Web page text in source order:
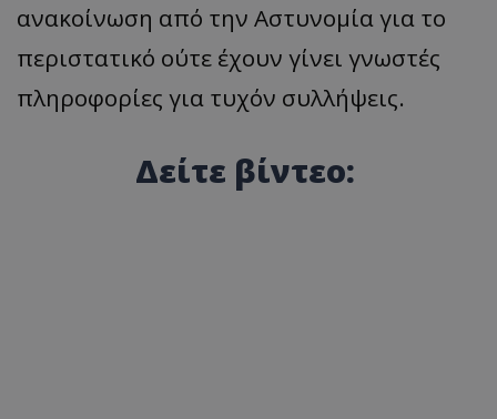
ανακοίνωση από την Αστυνομία για το
περιστατικό ούτε έχουν γίνει γνωστές
πληροφορίες για τυχόν συλλήψεις.
Δείτε βίντεο: